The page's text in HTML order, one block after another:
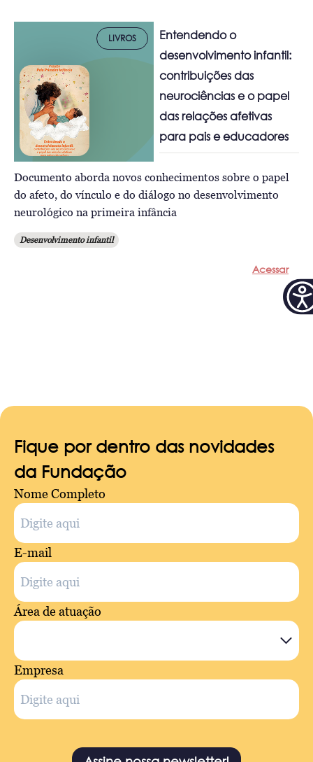
LIVROS
Entendendo o
desenvolvimento infantil:
contribuições das
neurociências e o papel
das relações afetivas
para pais e educadores
Documento aborda novos conhecimentos sobre o papel
do afeto, do vínculo e do diálogo no desenvolvimento
neurológico na primeira infância
Desenvolvimento infantil
Acessar
Fique por dentro das novidades
da Fundação
Nome Completo
E-mail
Área de atuação
Empresa